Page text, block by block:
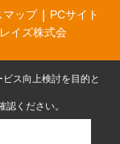
マップ
PCサイト
イズ株式会
ス向上検討を目的と
認ください。